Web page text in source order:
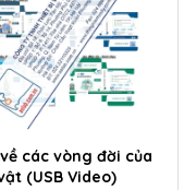
các vòng đời của
(USB Video)